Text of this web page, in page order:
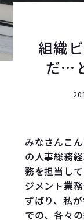
組織
だ…
みなさんこ
の人事総務
務を担当し
ジメント業
ずばり、私
での、各々